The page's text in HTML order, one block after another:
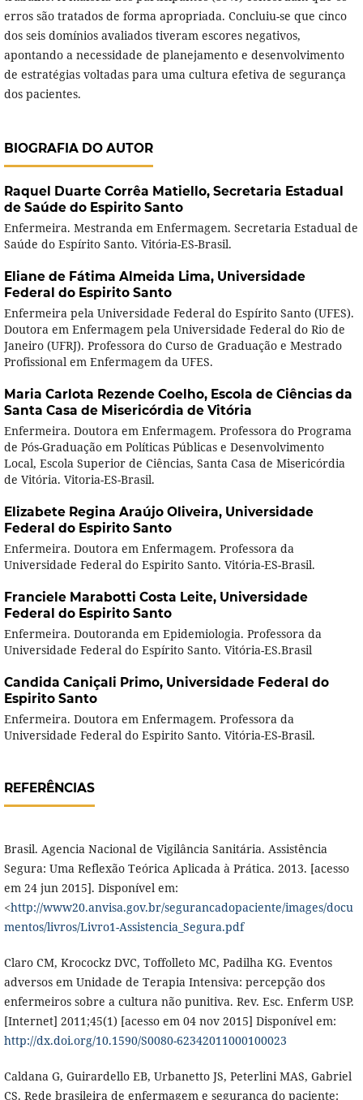
erros são tratados de forma apropriada. Concluiu-se que cinco
dos seis domínios avaliados tiveram escores negativos,
apontando a necessidade de planejamento e desenvolvimento
de estratégias voltadas para uma cultura efetiva de segurança
dos pacientes.
BIOGRAFIA DO AUTOR
Raquel Duarte Corrêa Matiello, Secretaria Estadual
de Saúde do Espirito Santo
Enfermeira. Mestranda em Enfermagem. Secretaria Estadual de
Saúde do Espírito Santo. Vitória-ES-Brasil.
Eliane de Fátima Almeida Lima, Universidade
Federal do Espirito Santo
Enfermeira pela Universidade Federal do Espírito Santo (UFES).
Doutora em Enfermagem pela Universidade Federal do Rio de
Janeiro (UFRJ). Professora do Curso de Graduação e Mestrado
Profissional em Enfermagem da UFES.
Maria Carlota Rezende Coelho, Escola de Ciências da
Santa Casa de Misericórdia de Vitória
Enfermeira. Doutora em Enfermagem. Professora do Programa
de Pós-Graduação em Políticas Públicas e Desenvolvimento
Local, Escola Superior de Ciências, Santa Casa de Misericórdia
de Vitória. Vitoria-ES-Brasil.
Elizabete Regina Araújo Oliveira, Universidade
Federal do Espirito Santo
Enfermeira. Doutora em Enfermagem. Professora da
Universidade Federal do Espirito Santo. Vitória-ES-Brasil.
Franciele Marabotti Costa Leite, Universidade
Federal do Espirito Santo
Enfermeira. Doutoranda em Epidemiologia. Professora da
Universidade Federal do Espírito Santo. Vitória-ES.Brasil
Candida Caniçali Primo, Universidade Federal do
Espirito Santo
Enfermeira. Doutora em Enfermagem. Professora da
Universidade Federal do Espirito Santo. Vitória-ES-Brasil.
REFERÊNCIAS
Brasil. Agencia Nacional de Vigilância Sanitária. Assistência
Segura: Uma Reflexão Teórica Aplicada à Prática. 2013. [acesso
em 24 jun 2015]. Disponível em:
<http://www20.anvisa.gov.br/segurancadopaciente/images/docu
mentos/livros/Livro1-Assistencia_Segura.pdf
Claro CM, Krocockz DVC, Toffolleto MC, Padilha KG. Eventos
adversos em Unidade de Terapia Intensiva: percepção dos
enfermeiros sobre a cultura não punitiva. Rev. Esc. Enferm USP.
[Internet] 2011;45(1) [acesso em 04 nov 2015] Disponível em:
http://dx.doi.org/10.1590/S0080-62342011000100023
Caldana G, Guirardello EB, Urbanetto JS, Peterlini MAS, Gabriel
CS. Rede brasileira de enfermagem e segurança do paciente: